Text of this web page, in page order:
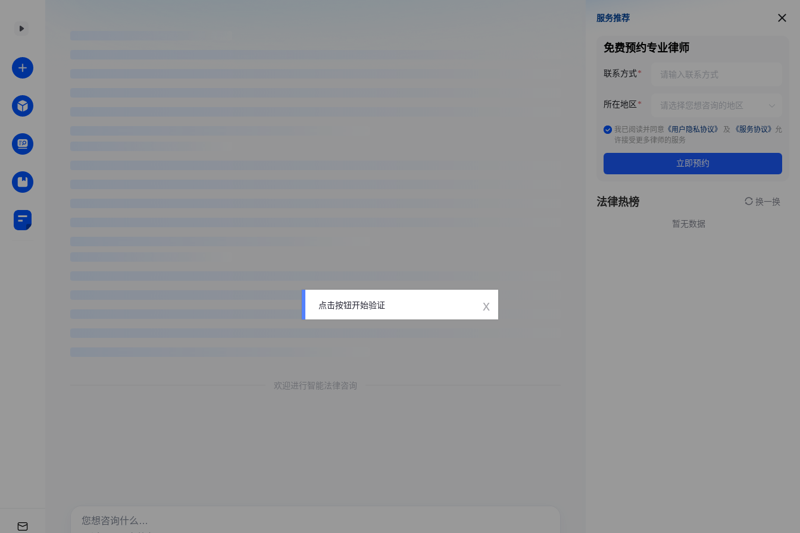
欢迎进行智能法律咨询
服务推荐
服务推荐
免费预约专业律师
联系方式
所在地区
我已阅读并同意 《用户隐私协议》 及 《服务协议》 允
许接受更多律师的服务
立即预约
法律热榜 换一换
暂无数据
点击按钮开始验证 x